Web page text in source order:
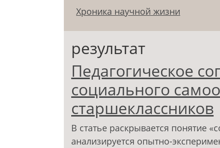
Хроника научной жизни
результат
Педагогическое
социального
старшеклассников
В статье раскрывается понятие
анализируется опытно-